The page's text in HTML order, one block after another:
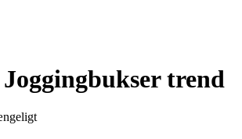
Joggingbukser trend